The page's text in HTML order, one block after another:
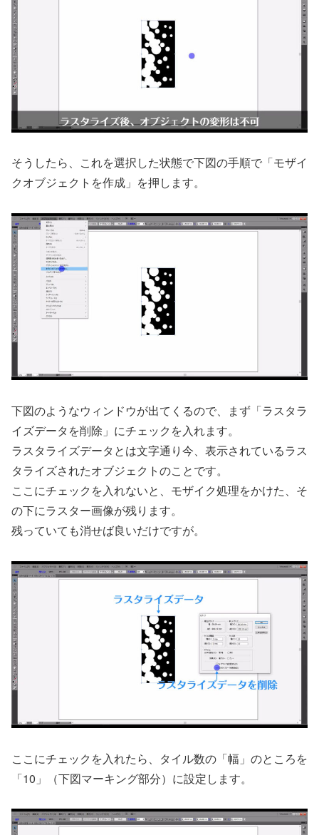
そうしたら、これを選択した状態で下図の手順で「モザイ
クオブジェクトを作成」を押します。
下図のようなウィンドウが出てくるので、まず「ラスタラ
イズデータを削除」にチェックを入れます。
ラスタライズデータとは文字通り今、表示されているラス
タライズされたオブジェクトのことです。
ここにチェックを入れないと、モザイク処理をかけた、そ
の下にラスター画像が残ります。
残っていても消せば良いだけですが。
ここにチェックを入れたら、タイル数の「幅」のところを
「10」（下図マーキング部分）に設定します。